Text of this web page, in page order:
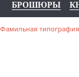
БРОШЮРЫ
Фамильная